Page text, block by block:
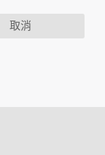
開個人資料的行
包括您使用連線
取消